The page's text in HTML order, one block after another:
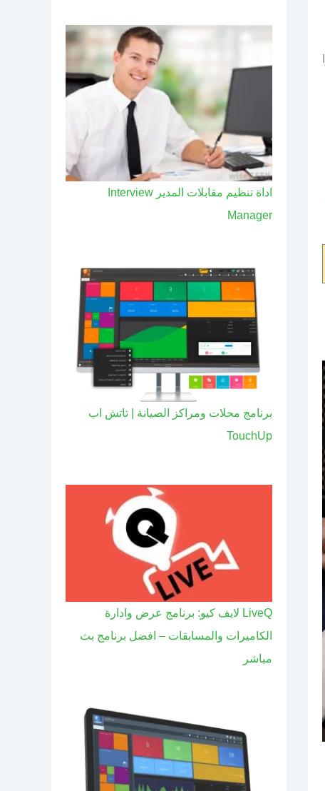
اداة تنظيم مقابلات المدير Interview
Manager
برنامج محلات ومراكز الصيانة | تاتش اب
TouchUp
LiveQ لايف كيو: برنامج عرض وادارة
الكاميرات والمسابقات – افضل برنامج بث
مباشر